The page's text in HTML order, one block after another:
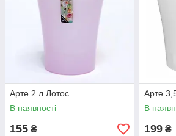
Арте 2 л Лотос
В наявності
155 ₴
Арте
В
199 ₴